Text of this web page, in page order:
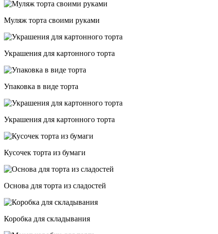
Муляж торта своими руками
Украшения для картонного торта
Упаковка в виде торта
Украшения для картонного торта
Кусочек торта из бумаги
Основа для торта из сладостей
Коробка для складывания